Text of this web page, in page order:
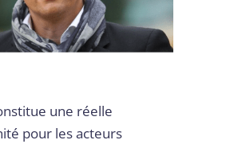
une réelle
pour les acteurs